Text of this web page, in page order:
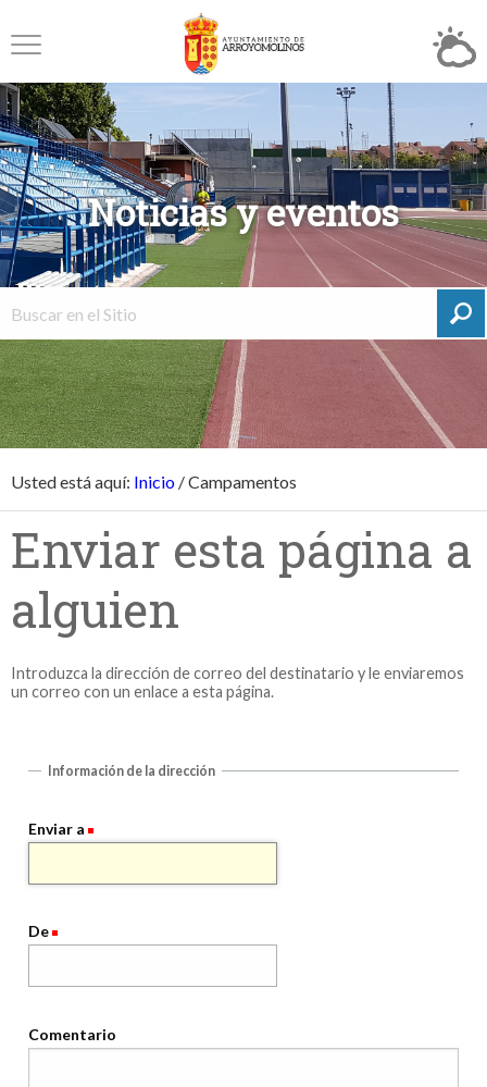
Noticias y eventos
Usted está aquí: Inicio /Campamentos
Enviar esta página a
alguien
Introduzca la dirección de correo del destinatario y le enviaremos
un correo con un enlace a esta página.
Información de la dirección
Enviar a
De
Comentario